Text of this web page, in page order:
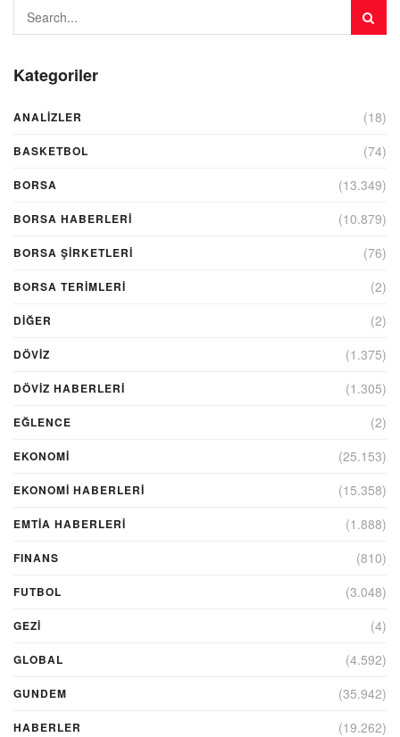
Kategoriler
ANALIZLER (18)
BASKETBOL (74)
BORSA (13.349)
BORSA HABERLERI (10.879)
BORSA ŞIRKETLERI (76)
BORSA TERIMLERI (2)
DIĞER (2)
DÖVİZ (1.375)
DÖVIZ HABERLERI (1.305)
EĞLENCE (2)
EKONOMİ (25.153)
EKONOMI HABERLERI (15.358)
EMTIA HABERLERI (1.888)
FINANS (810)
FUTBOL (3.048)
GEZI (4)
GLOBAL (4.592)
GUNDEM (35.942)
HABERLER (19.262)